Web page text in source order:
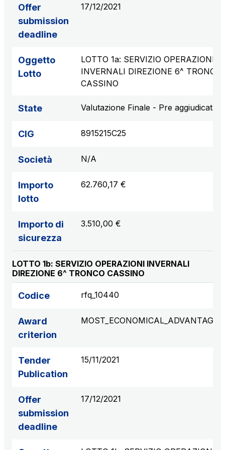
Offer
submission
deadline
17/12/2021
Oggetto
Lotto
LOTTO 1a: SERVIZIO OPERAZIONI
INVERNALI DIREZIONE 6^ TRONCO
CASSINO
State Valutazione Finale - Pre aggiudicata
CIG 8915215C25
Società N/A
Importo
lotto
62.760,17 €
Importo di
sicurezza
3.510,00 €
LOTTO 1b: SERVIZIO OPERAZIONI INVERNALI
DIREZIONE 6^ TRONCO CASSINO
Codice rfq_10440
Award
criterion
Tender
Publication
15/11/2021
Offer
submission
deadline
17/12/2021